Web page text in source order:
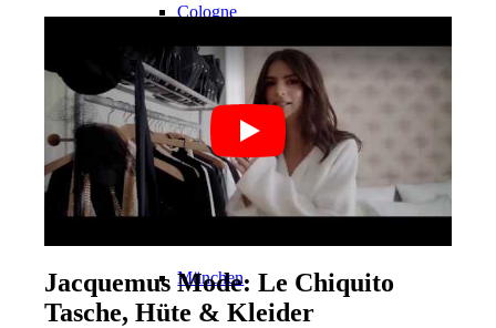
Cologne
London
Los Angeles
Milan
München
Jacquemus Mode: Le Chiquito
Tasche, Hüte & Kleider